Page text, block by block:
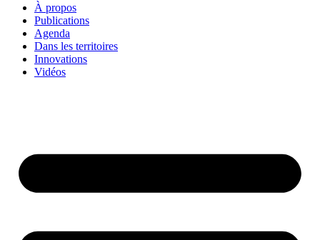
À propos
Publications
Agenda
Dans les territoires
Innovations
Vidéos